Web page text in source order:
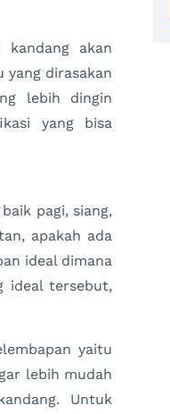
kandang akan
yang dirasakan
lebih dingin
yang bisa
pagi, siang,
apakah ada
ideal dimana
ideal tersebut,
yaitu
lebih mudah
Untuk